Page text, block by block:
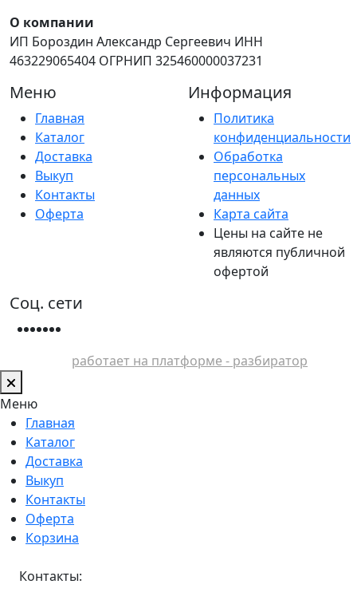
О компании
ИП Бороздин Александр Сергеевич ИНН
463229065404 ОГРНИП 325460000037231
Меню
Главная
Каталог
Доставка
Выкуп
Контакты
Оферта
Информация
Политика
конфиденциальности
Обработка
персональных
данных
Карта сайта
Цены на сайте не
являются публичной
офертой
Соц. сети
работает на платформе - разбиратор
Меню
Главная
Каталог
Доставка
Выкуп
Контакты
Оферта
Корзина
Контакты: